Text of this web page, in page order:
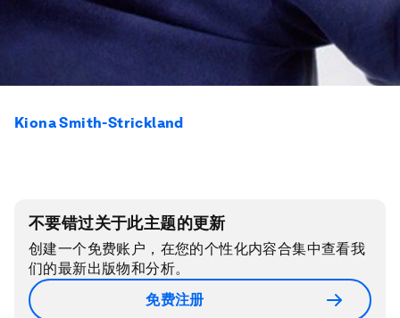
Kiona Smith-Strickland
不要错过关于此主题的更新
创建一个免费账户，在您的个性化内容合集中查看我
们的最新出版物和分析。
免费注册